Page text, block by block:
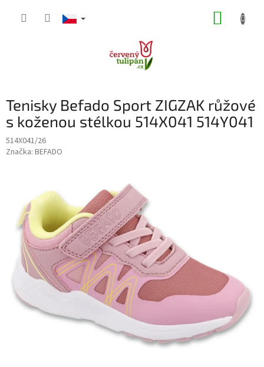
Tenisky Befado Sport ZIGZAK růžové
s koženou stélkou 514X041 514Y041
514X041/26
Značka: BEFADO